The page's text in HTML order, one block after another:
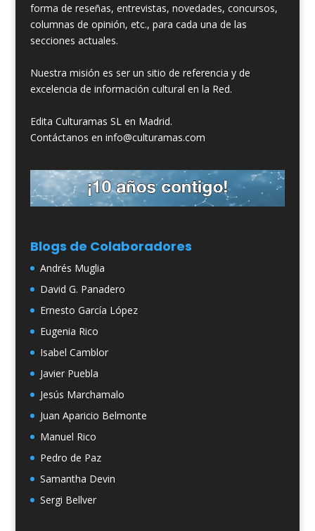
forma de reseñas, entrevistas, novedades, concursos,
columnas de opinión, etc., para cada una de las
secciones actuales.
Nuestra misión es ser un sitio de referencia y de
excelencia de información cultural en la Red.
Edita Culturamas SL en Madrid.
Contáctanos en info@culturamas.com
Blogs de Colaboradores
Andrés Muglia
David G. Panadero
Ernesto García López
Eugenia Rico
Isabel Camblor
Javier Puebla
Jesús Marchamalo
Juan Aparicio Belmonte
Manuel Rico
Pedro de Paz
Samantha Devin
Sergi Bellver